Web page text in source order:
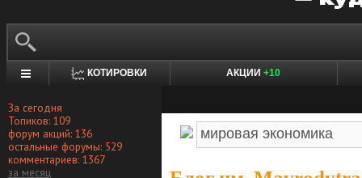
КОТИРОВКИ АКЦИИ +10
За сегодня
Топиков: 109
форум акций: 136
остальные форумы: 529
комментариев: 1367
за месяц